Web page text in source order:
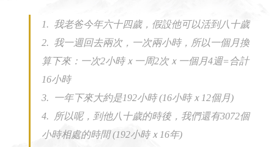
1. 我老爸今年六十四歲，假設他可以活到八十歲
2. 我一週回去兩次，一次兩小時，所以一個月換
算下來：一次2小時ｘ一周2次ｘ一個月4週=合計
16小時
3. 一年下來大約是192小時 (16小時ｘ12個月)
4. 所以呢，到他八十歲的時後，我們還有3072個
小時相處的時間 (192小時ｘ16年)